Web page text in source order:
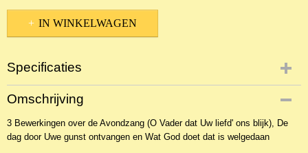
IN WINKELWAGEN
Specificaties
Productcode
NBLKOr-15382
EAN code
KL 23966
Omschrijving
3 Bewerkingen over de Avondzang (O Vader dat Uw liefd' ons blijk), De
dag door Uwe gunst ontvangen en Wat God doet dat is welgedaan